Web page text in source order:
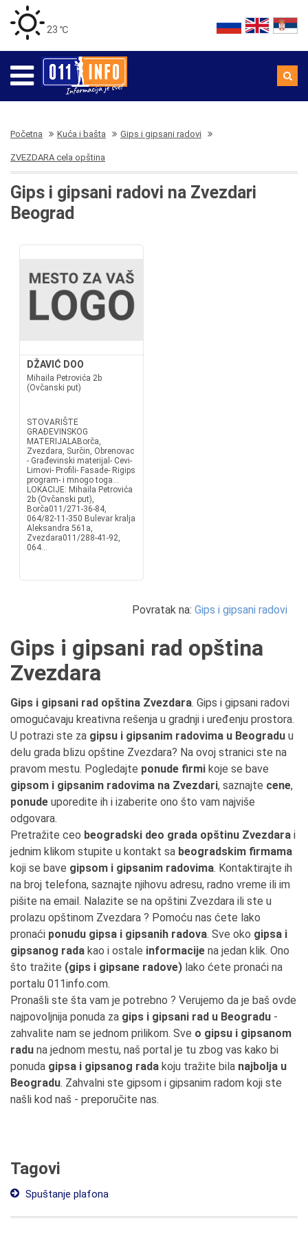
23 ℃
Početna Kuća i bašta Gips i gipsani radovi
ZVEZDARA cela opština
Gips i gipsani radovi na Zvezdari
Beograd
DŽAVIĆ DOO
Mihaila Petrovića 2b
(Ovčanski put)
STOVARIŠTE
GRAĐEVINSKOG
MATERIJALABorča,
Zvezdara, Surčin, Obrenovac
- Građevinski materijal- Cevi-
Limovi- Profili- Fasade- Rigips
program- i mnogo toga...
LOKACIJE: Mihaila Petrovića
2b (Ovčanski put),
Borča011/271-36-84,
064/82-11-350 Bulevar kralja
Aleksandra 561a,
Zvezdara011/288-41-92,
064...
Povratak na: Gips i gipsani radovi
Gips i gipsani rad opština
Zvezdara
Gips i gipsani rad opština Zvezdara. Gips i gipsani radovi
omogućavaju kreativna rešenja u gradnji i uređenju prostora.
U potrazi ste za gipsu i gipsanim radovima u Beogradu u
delu grada blizu opštine Zvezdara? Na ovoj stranici ste na
pravom mestu. Pogledajte ponude firmi koje se bave
gipsom i gipsanim radovima na Zvezdari, saznajte cene,
ponude uporedite ih i izaberite ono što vam najviše
odgovara.
Pretražite ceo beogradski deo grada opštinu Zvezdara i
jednim klikom stupite u kontakt sa beogradskim firmama
koji se bave gipsom i gipsanim radovima. Kontaktirajte ih
na broj telefona, saznajte njihovu adresu, radno vreme ili im
pišite na email. Nalazite se na opštini Zvezdara ili ste u
prolazu opštinom Zvezdara ? Pomoću nas ćete lako
pronaći ponudu gipsa i gipsanih radova. Sve oko gipsa i
gipsanog rada kao i ostale informacije na jedan klik. Ono
što tražite (gips i gipsane radove) lako ćete pronaći na
portalu 011info.com.
Pronašli ste šta vam je potrebno ? Verujemo da je baš ovde
najpovoljnija ponuda za gips i gipsani rad u Beogradu -
zahvalite nam se jednom prilikom. Sve o gipsu i gipsanom
radu na jednom mestu, naš portal je tu zbog vas kako bi
ponuda gipsa i gipsanog rada koju tražite bila najbolja u
Beogradu. Zahvalni ste gipsom i gipsanim radom koji ste
našli kod naš - preporučite nas.
Tagovi
Spuštanje plafona